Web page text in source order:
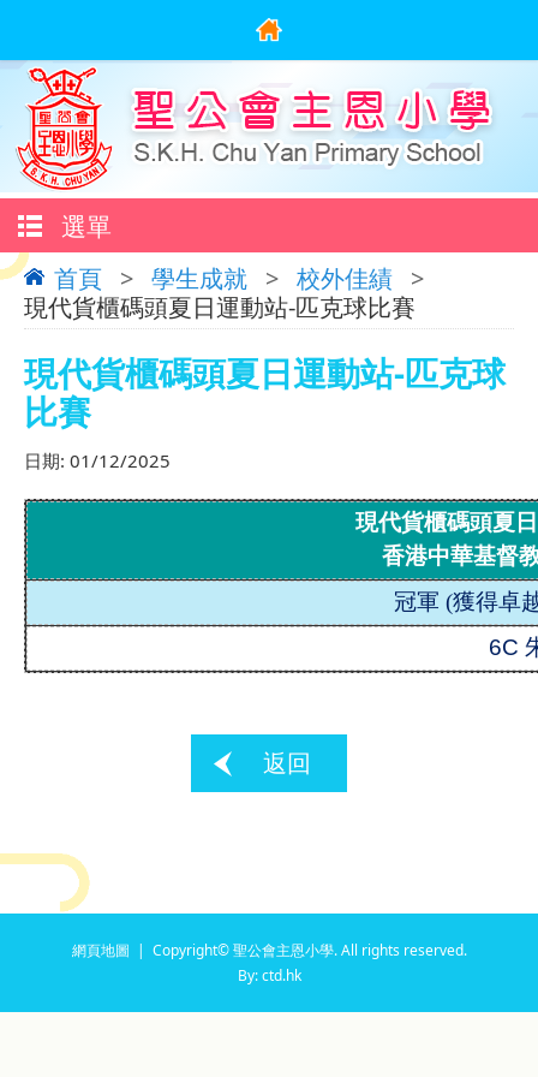
選單
首頁 > 學生成就 > 校外佳績 >
現代貨櫃碼頭夏日運動站-匹克球比賽
現代貨櫃碼頭夏日運動站-匹克球
比賽
日期: 01/12/2025
現代貨櫃碼頭夏
香港中華基督
冠軍 (獲得卓
6C
返回
網頁地圖 | Copyright© 聖公會主恩小學. All rights reserved.
By: ctd.hk